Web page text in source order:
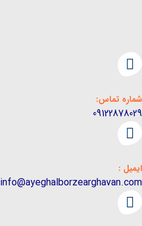
شماره تماس:
09122878029
ایمیل :
info@ayeghalborzearghavan.com